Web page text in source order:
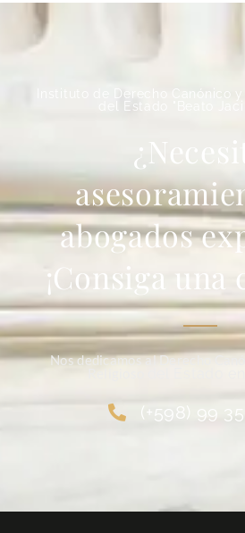
Instituto de Derecho Canónico
del Estado "Beato
abogados
¡Consiga una
Nos dedicamos al Derecho
(+598) 99